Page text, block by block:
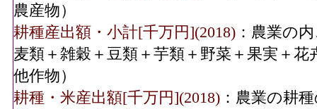
農産物）
耕種産出額・小計[千万円](2018) ：農業の
麦類＋雑穀＋豆類＋芋類＋野菜＋果実＋
他作物）
耕種・米産出額[千万円](2018) ：農業の耕